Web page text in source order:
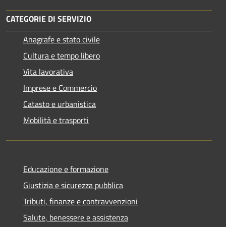
CATEGORIE DI SERVIZIO
Anagrafe e stato civile
Cultura e tempo libero
Vita lavorativa
Imprese e Commercio
Catasto e urbanistica
Mobilità e trasporti
Educazione e formazione
Giustizia e sicurezza pubblica
Tributi, finanze e contravvenzioni
Salute, benessere e assistenza